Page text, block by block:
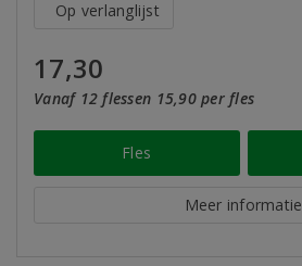
Op verlanglijst
17,30
Vanaf 12 flessen 15,90 per fles
Fles
Meer informatie